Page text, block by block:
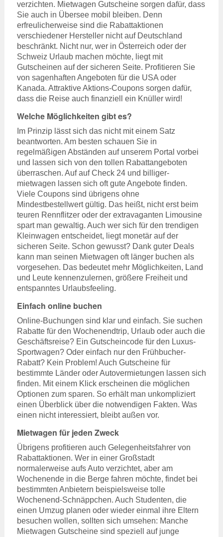
verzichten. Mietwagen Gutscheine sorgen dafür, dass
Sie auch in Übersee mobil bleiben. Denn
erfreulicherweise sind die Rabattaktionen
verschiedener Hersteller nicht auf Deutschland
beschränkt. Nicht nur, wer in Österreich oder der
Schweiz Urlaub machen möchte, liegt mit
Gutscheinen auf der sicheren Seite. Profitieren Sie
von sagenhaften Angeboten für die USA oder
Kanada. Attraktive Aktions-Coupons sorgen dafür,
dass die Reise auch finanziell ein Knüller wird!
Welche Möglichkeiten gibt es?
Im Prinzip lässt sich das nicht mit einem Satz
beantworten. Am besten schauen Sie in
regelmäßigen Abständen auf unserem Portal vorbei
und lassen sich von den tollen Rabattangeboten
überraschen. Auf auf Check 24 und billiger-
mietwagen lassen sich oft gute Angebote finden.
Viele Coupons sind übrigens ohne
Mindestbestellwert gültig. Das heißt, nicht erst beim
teuren Rennflitzer oder der extravaganten Limousine
spart man gewaltig. Auch wer sich für den trendigen
Kleinwagen entscheidet, liegt monetär auf der
sicheren Seite. Schon gewusst? Dank guter Deals
kann man seinen Mietwagen oft länger buchen als
vorgesehen. Das bedeutet mehr Möglichkeiten, Land
und Leute kennenzulernen, größere Freiheit und
entspanntes Urlaubsfeeling.
Einfach online buchen
Online-Buchungen sind klar und einfach. Sie suchen
Rabatte für den Wochenendtrip, Urlaub oder auch die
Geschäftsreise? Ein Gutscheincode für den Luxus-
Sportwagen? Oder einfach nur den Frühbucher-
Rabatt? Kein Problem! Auch Gutscheine für
bestimmte Länder oder Autovermietungen lassen sich
finden. Mit einem Klick erscheinen die möglichen
Optionen zum sparen. So erhält man unkompliziert
einen Überblick über die notwendigen Fakten. Was
einen nicht interessiert, bleibt außen vor.
Mietwagen für jeden Zweck
Übrigens profitieren auch Gelegenheitsfahrer von
Rabattaktionen. Wer in einer Großstadt
normalerweise aufs Auto verzichtet, aber am
Wochenende in die Berge fahren möchte, findet bei
bestimmten Anbietern beispielsweise tolle
Wochenend-Schnäppchen. Auch Studenten, die
einen Umzug planen oder wieder einmal ihre Eltern
besuchen wollen, sollten sich umsehen: Manche
Mietwagen Gutscheine sind speziell auf junge